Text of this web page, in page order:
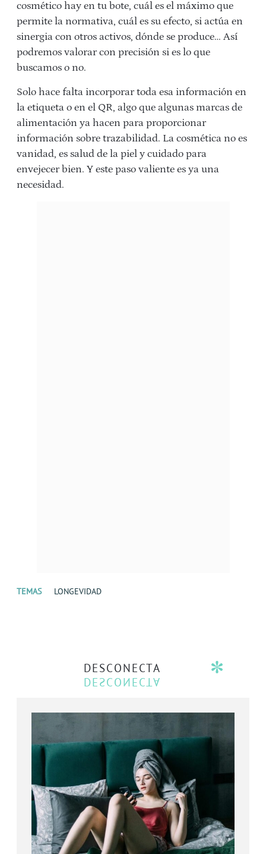
cosmético hay en tu bote, cuál es el máximo que
permite la normativa, cuál es su efecto, si actúa en
sinergia con otros activos, dónde se produce… Así
podremos valorar con precisión si es lo que
buscamos o no.
Solo hace falta incorporar toda esa información en
la etiqueta o en el QR, algo que algunas marcas de
alimentación ya hacen para proporcionar
información sobre trazabilidad. La cosmética no es
vanidad, es salud de la piel y cuidado para
envejecer bien. Y este paso valiente es ya una
necesidad.
TEMAS LONGEVIDAD
DESCONECTA